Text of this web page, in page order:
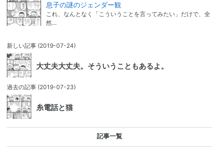
息子の謎のジェンダー観
これ、なんとなく「こういうことを言ってみたい」だけで、全
然…
新しい記事 (2019-07-24)
大丈夫大丈夫。そういうこともあるよ。
過去の記事 (2019-07-23)
糸電話と猫
記事一覧